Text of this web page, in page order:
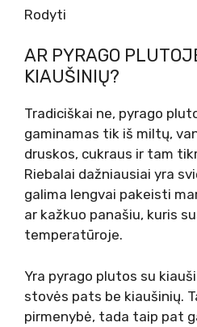
Rodyti
AR PYRAGO
KIAUŠINIŲ?
Tradiciškai ne, pyrago
gaminamas tik iš miltų,
druskos, cukraus ir tam
Riebalai dažniausiai yra
galima lengvai pakeisti
ar kažkuo panašiu, kuris
temperatūroje.
Yra pyrago plutos su
stovės pats be kiaušinių.
pirmenybė, tada taip pat